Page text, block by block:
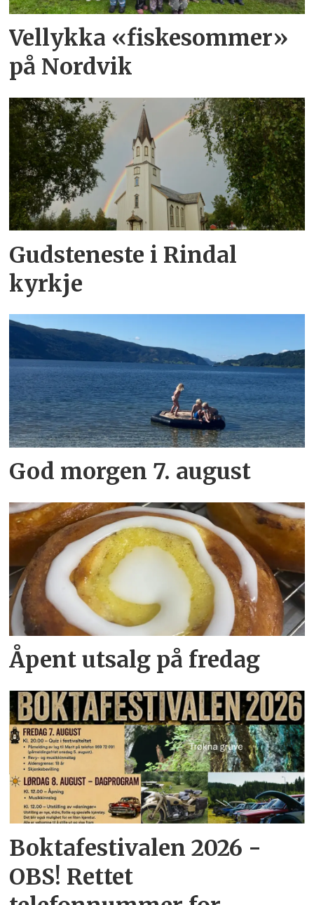
Vellykka «fiskesommer»
på Nordvik
Gudsteneste i Rindal
kyrkje
God morgen 7. august
Åpent utsalg på fredag
Boktafestivalen 2026 -
OBS! Rettet